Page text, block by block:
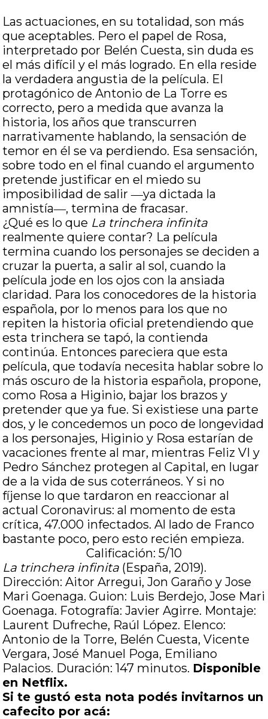
Las actuaciones, en su totalidad, son más
que aceptables. Pero el papel de Rosa,
interpretado por Belén Cuesta, sin duda es
el más difícil y el más logrado. En ella reside
la verdadera angustia de la película. El
protagónico de Antonio de La Torre es
correcto, pero a medida que avanza la
historia, los años que transcurren
narrativamente hablando, la sensación de
temor en él se va perdiendo. Esa sensación,
sobre todo en el final cuando el argumento
pretende justificar en el miedo su
imposibilidad de salir ―ya dictada la
amnistía―, termina de fracasar.
¿Qué es lo que La trinchera infinita
realmente quiere contar? La película
termina cuando los personajes se deciden a
cruzar la puerta, a salir al sol, cuando la
película jode en los ojos con la ansiada
claridad. Para los conocedores de la historia
española, por lo menos para los que no
repiten la historia oficial pretendiendo que
esta trinchera se tapó, la contienda
continúa. Entonces pareciera que esta
película, que todavía necesita hablar sobre lo
más oscuro de la historia española, propone,
como Rosa a Higinio, bajar los brazos y
pretender que ya fue. Si existiese una parte
dos, y le concedemos un poco de longevidad
a los personajes, Higinio y Rosa estarían de
vacaciones frente al mar, mientras Feliz VI y
Pedro Sánchez protegen al Capital, en lugar
de a la vida de sus coterráneos. Y si no
fíjense lo que tardaron en reaccionar al
actual Coronavirus: al momento de esta
crítica, 47.000 infectados. Al lado de Franco
bastante poco, pero esto recién empieza.
Calificación: 5/10
La trinchera infinita (España, 2019).
Dirección: Aitor Arregui, Jon Garaño y Jose
Mari Goenaga. Guion: Luis Berdejo, Jose Mari
Goenaga. Fotografía: Javier Agirre. Montaje:
Laurent Dufreche, Raúl López. Elenco:
Antonio de la Torre, Belén Cuesta, Vicente
Vergara, José Manuel Poga, Emiliano
Palacios. Duración: 147 minutos. Disponible
en Netflix.
Si te gustó esta nota podés invitarnos un
cafecito por acá: